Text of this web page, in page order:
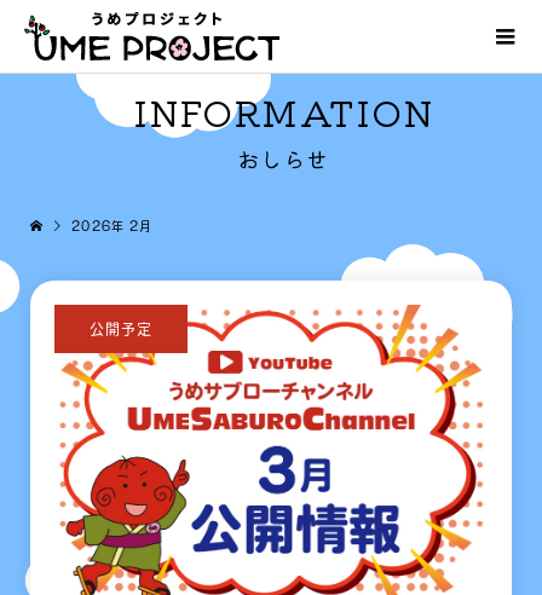
INFORMATION
おしらせ
2026年 2月
公開予定